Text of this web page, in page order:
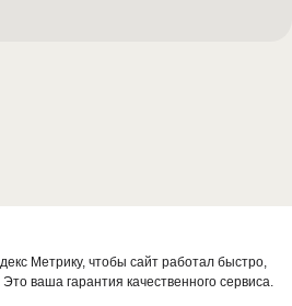
Метрику, чтобы сайт работал быстро,
ваша гарантия качественного сервиса.